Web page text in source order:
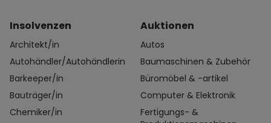
Insolvenzen
Architekt/in
Autohändler/Autohändlerin
Barkeeper/in
Bauträger/in
Chemiker/in
Auktionen
Autos
Baumaschinen & Zubehör
Büromöbel & -artikel
Computer & Elektronik
Fertigungs- &